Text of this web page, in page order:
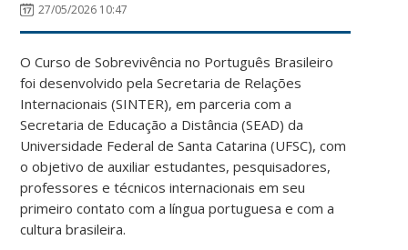
27/05/2026 10:47
O Curso de Sobrevivência no Português Brasileiro
foi desenvolvido pela Secretaria de Relações
Internacionais (SINTER), em parceria com a
Secretaria de Educação a Distância (SEAD) da
Universidade Federal de Santa Catarina (UFSC), com
o objetivo de auxiliar estudantes, pesquisadores,
professores e técnicos internacionais em seu
primeiro contato com a língua portuguesa e com a
cultura brasileira.